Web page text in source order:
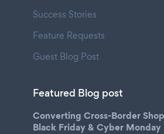
Success Stories
Feature Requests
Guest Blog Post
Featured Blog post
Converting Cross-Border
Black Friday & Cyber Monday